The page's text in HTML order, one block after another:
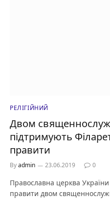
РЕЛІГІЙНИЙ
Двом
підтримують
правити
Byadmin 23.06.2019 0
Православна церква
правити двом